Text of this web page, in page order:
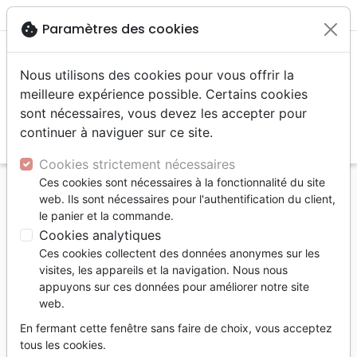
menu
Accueil Auteurs Travier Frédéric
Frédéric Travier
Après avoir servi comme
pasteur des Eglises
méthodistes pendant
douze ans, Frédéric
Travier est aujourd’hui
pasteur et évangéliste
cookie Paramètres des cookies
Nous utilisons des cookies pour vous offrir la
meilleure expérience possible. Certains cookies
sont nécessaires, vous devez les accepter pour
continuer à naviguer sur ce site.
Cookies strictement nécessaires
Ces cookies sont nécessaires à la fonctionnalité du site
web. Ils sont nécessaires pour l'authentification du client,
le panier et la commande.
Cookies analytiques
Ces cookies collectent des données anonymes sur les
visites, les appareils et la navigation. Nous nous
appuyons sur ces données pour améliorer notre site
web.
En fermant cette fenêtre sans faire de choix, vous acceptez
tous les cookies.